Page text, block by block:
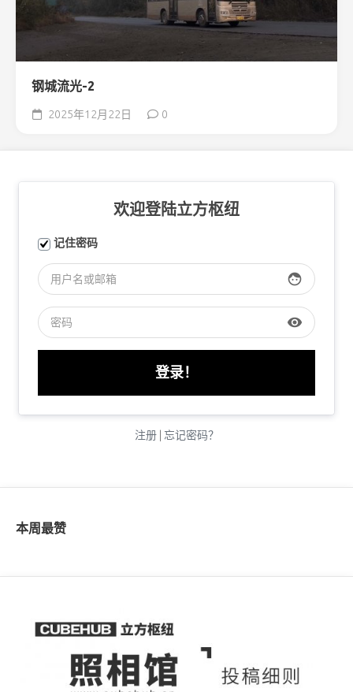
钢城流光-2
2025年12月22日 0
欢迎登陆立方枢纽
记住密码
face
visibility
注册| 忘记密码？
本周最赞